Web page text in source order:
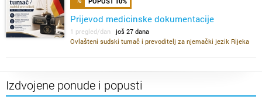
Prijevod medicinske dokumentacije
1 pregled/dan još 27 dana
Ovlašteni sudski tumač i prevoditelj za njemački jezik Rijeka
Izdvojene ponude i popusti